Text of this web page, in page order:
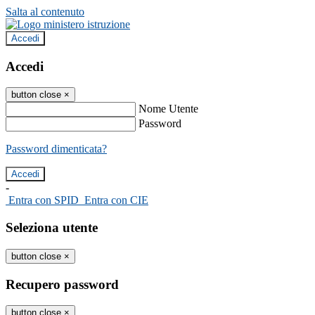
Salta al contenuto
Accedi
Accedi
button close ×
Nome Utente
Password
Password dimenticata?
-
Entra con SPID Entra con CIE
Seleziona utente
button close ×
Recupero password
button close ×